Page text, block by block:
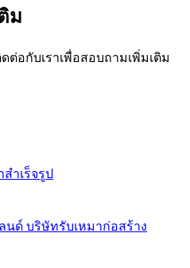
คลาสสิค
ม
อกับเราเพื่อสอบถามเพิ่มเติม
ำเร็จรูป